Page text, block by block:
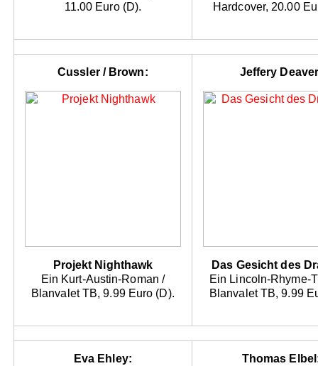
11.00 Euro (D).
Hardcover, 20.00
Cussler / Brown:
Projekt Nighthawk
Ein Kurt-Austin-Roman /
Blanvalet TB, 9.99 Euro (D).
Jeffery
Das Gesicht des
Ein Lincoln-Rhyme-
Blanvalet TB, 9.99
Eva Ehley: Thomas